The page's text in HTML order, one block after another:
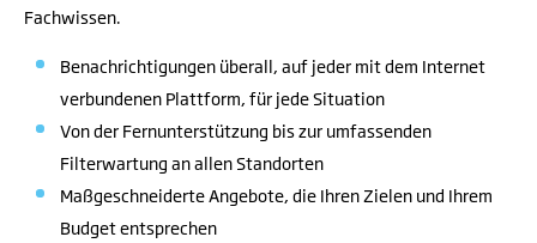
Fachwissen.
Benachrichtigungen überall, auf jeder mit dem Internet
verbundenen Plattform, für jede Situation
Von der Fernunterstützung bis zur umfassenden
Filterwartung an allen Standorten
Maßgeschneiderte Angebote, die Ihren Zielen und Ihrem
Budget entsprechen